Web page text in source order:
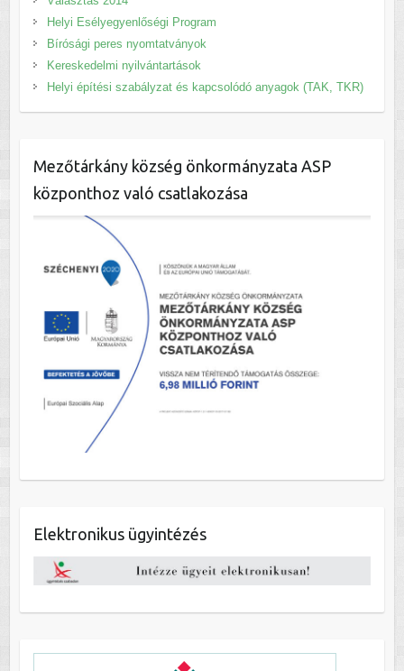
Helyi Esélyegyenlőségi Program
Bírósági peres nyomtatványok
Kereskedelmi nyilvántartások
Helyi építési szabályzat és kapcsolódó anyagok (TAK, TKR)
Mezőtárkány község önkormányzata ASP
központhoz való csatlakozása
Elektronikus ügyintézés